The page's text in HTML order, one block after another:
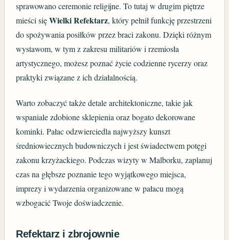
sprawowano ceremonie religijne. To tutaj w drugim piętrze
mieści sięWielki Refektarz, który pełnił funkcję przestrzeni
do spożywania posiłków przez braci zakonu. Dzięki różnym
wystawom, w tym z zakresu militariów i rzemiosła
artystycznego, możesz poznać życie codzienne rycerzy oraz
praktyki związane z ich działalnością.
Warto zobaczyć także detale architektoniczne, takie jak
wspaniale zdobione sklepienia oraz bogato dekorowane
kominki. Pałac odzwierciedla najwyższy kunszt
średniowiecznych budowniczych i jest świadectwem potęgi
zakonu krzyżackiego. Podczas wizyty w Malborku, zaplanuj
czas na głębsze poznanie tego wyjątkowego miejsca,
imprezy i wydarzenia organizowane w pałacu mogą
wzbogacić Twoje doświadczenie.
Refektarz i zbrojownie